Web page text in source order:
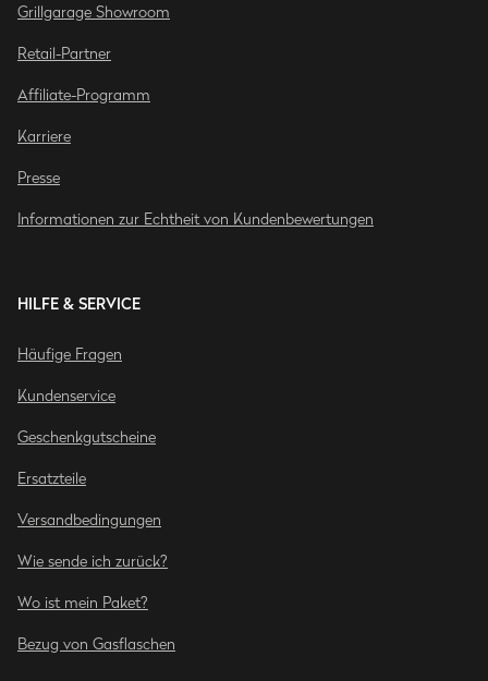
Grillgarage Showroom
Retail-Partner
Affiliate-Programm
Karriere
Presse
Informationen zur Echtheit von Kundenbewertungen
HILFE & SERVICE
Häufige Fragen
Kundenservice
Geschenkgutscheine
Ersatzteile
Versandbedingungen
Wie sende ich zurück?
Wo ist mein Paket?
Bezug von Gasflaschen